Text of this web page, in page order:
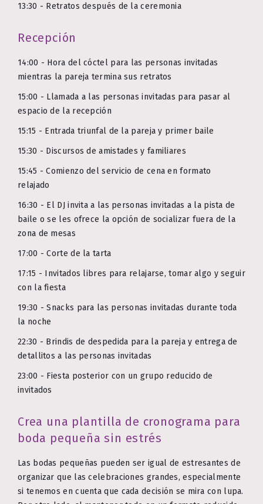
13:30 - Retratos después de la ceremonia
Recepción
14:00 - Hora del cóctel para las personas invitadas
mientras la pareja termina sus retratos
15:00 - Llamada a las personas invitadas para pasar al
espacio de la recepción
15:15 - Entrada triunfal de la pareja y primer baile
15:30 - Discursos de amistades y familiares
15:45 - Comienzo del servicio de cena en formato
relajado
16:30 - El DJ invita a las personas invitadas a la pista de
baile o se les ofrece la opción de socializar fuera de la
zona de mesas
17:00 - Corte de la tarta
17:15 - Invitados libres para relajarse, tomar algo y seguir
con la fiesta
19:30 - Snacks para las personas invitadas durante toda
la noche
22:30 - Brindis de despedida para la pareja y entrega de
detallitos a las personas invitadas
23:00 - Fiesta posterior con un grupo reducido de
invitados
Crea una plantilla de cronograma para
boda pequeña sin estrés
Las bodas pequeñas pueden ser igual de estresantes de
organizar que las celebraciones grandes, especialmente
si tenemos en cuenta que cada decisión se mira con lupa.